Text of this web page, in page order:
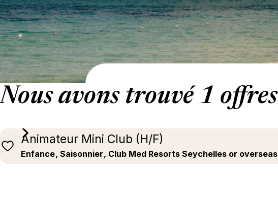
Nous avons trouvé 1 offres
Animateur Mini Club (H/F)
Enfance, Saisonnier, Club Med Resorts Seychelles or overseas